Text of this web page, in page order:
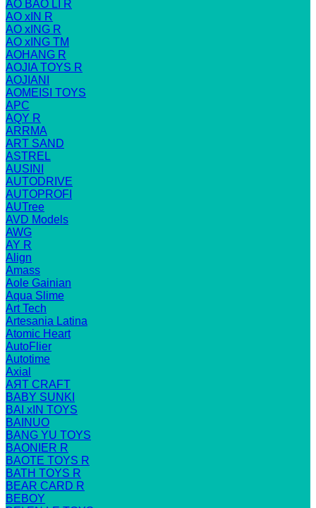
AO BAO LI R
AO xIN R
AO xING R
AO xING TM
AOHANG R
AOJIA TOYS R
AOJIANI
AOMEISI TOYS
APC
AQY R
ARRMA
ART SAND
ASTREL
AUSINI
AUTODRIVE
AUTOPROFI
AUTree
AVD Models
AWG
AY R
Align
Amass
Aole Gainian
Aqua Slime
Art Tech
Artesania Latina
Atomic Heart
AutoFlier
Autotime
Axial
AЯT CRAFT
BABY SUNKI
BAI xIN TOYS
BAINUO
BANG YU TOYS
BAONIER R
BAOTE TOYS R
BATH TOYS R
BEAR CARD R
BEBOY